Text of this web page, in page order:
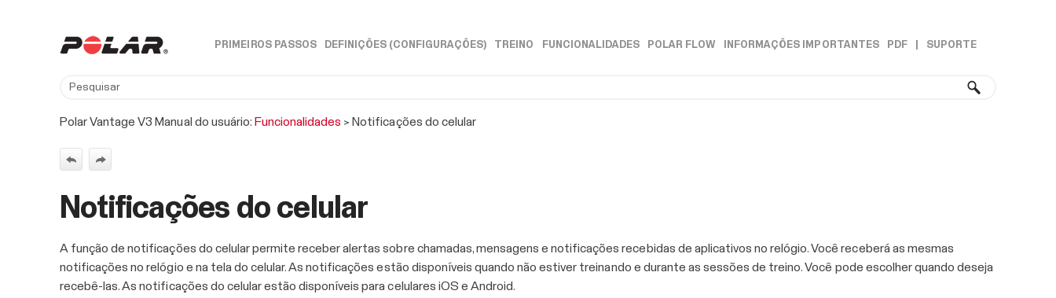
Ir para conteúdo principal
PRIMEIROS PASSOS» DEFINIÇÕES (CONFIGURAÇÕES)» TREINO» FUNCIONALIDADES» POLAR FLOW» INFORMAÇÕES IMPORTANTES» PDF SUPORTE
Polar Vantage V3 Manual do usuário: Funcionalidades > Notificações do celular
Notificações do celular
A função de notificações do celular permite receber alertas sobre chamadas, mensagens e notificações recebidas de aplicativos no relógio. Você receberá as mesmas
notificações no relógio e na tela do celular. As notificações estão disponíveis quando não estiver treinando e durante as sessões de treino. Você pode escolher quando deseja
recebê-las. As notificações do celular estão disponíveis para celulares iOS e Android.